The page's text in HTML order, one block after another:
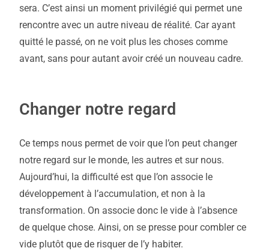
sera. C’est ainsi un moment privilégié qui permet une
rencontre avec un autre niveau de réalité. Car ayant
quitté le passé, on ne voit plus les choses comme
avant, sans pour autant avoir créé un nouveau cadre.
Changer notre regard
Ce temps nous permet de voir que l’on peut changer
notre regard sur le monde, les autres et sur nous.
Aujourd’hui, la difficulté est que l’on associe le
développement à l’accumulation, et non à la
transformation. On associe donc le vide à l’absence
de quelque chose. Ainsi, on se presse pour combler ce
vide plutôt que de risquer de l’y habiter.